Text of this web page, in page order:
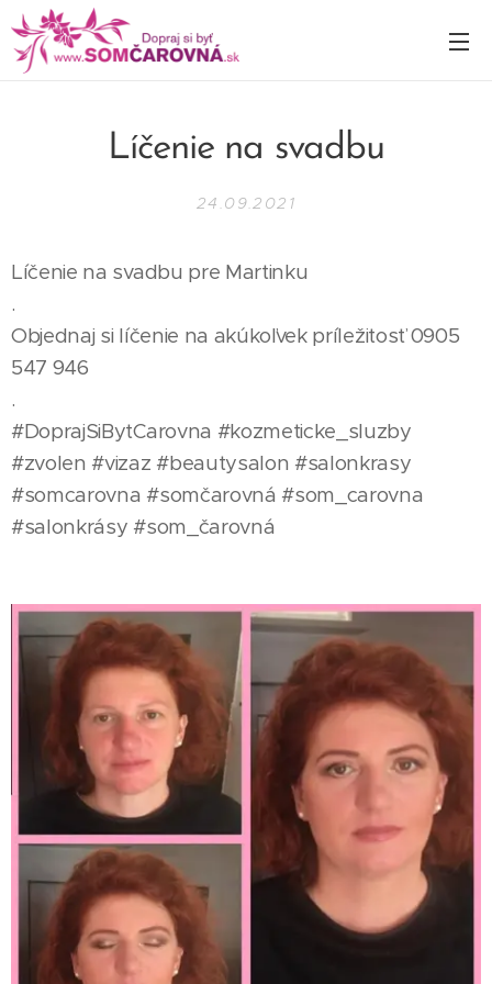
Líčenie na svadbu
24.09.2021
Líčenie na svadbu pre Martinku
.
Objednaj si líčenie na akúkoľvek príležitosť 0905
547 946
.
#DoprajSiBytCarovna #kozmeticke_sluzby
#zvolen #vizaz #beautysalon #salonkrasy
#somcarovna #somčarovná #som_carovna
#salonkrásy #som_čarovná